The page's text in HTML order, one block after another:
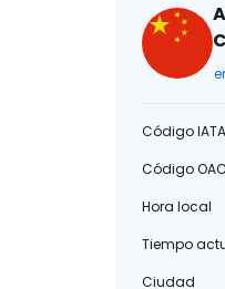
Código IATA
Código
Hora local
Tiempo
Ciudad